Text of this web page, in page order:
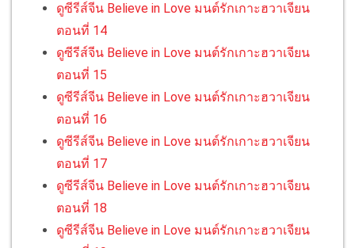
ดูซีรีส์จีน Believe in Love มนต์รักเกาะฮวาเจียน
ตอนที่ 14
ดูซีรีส์จีน Believe in Love มนต์รักเกาะฮวาเจียน
ตอนที่ 15
ดูซีรีส์จีน Believe in Love มนต์รักเกาะฮวาเจียน
ตอนที่ 16
ดูซีรีส์จีน Believe in Love มนต์รักเกาะฮวาเจียน
ตอนที่ 17
ดูซีรีส์จีน Believe in Love มนต์รักเกาะฮวาเจียน
ตอนที่ 18
ดูซีรีส์จีน Believe in Love มนต์รักเกาะฮวาเจียน